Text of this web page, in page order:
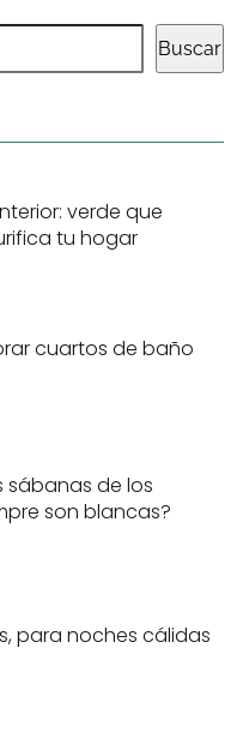
Buscar
verde que
tu hogar
cuartos de baño
sábanas de los
son blancas?
para noches cálidas